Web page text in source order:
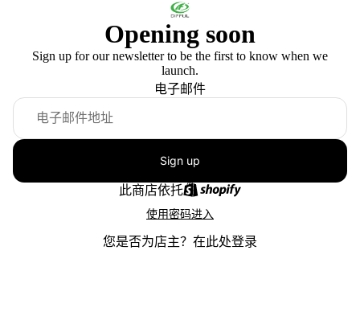
Opening soon
Sign up for our newsletter to be the first to know when we
launch.
电子邮件
Sign up
此商店依托
使用密码进入
您是否为店主？ 在此处登录